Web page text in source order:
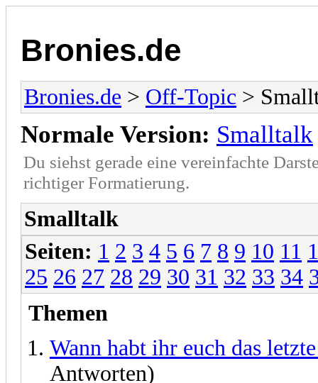
Bronies.de
Bronies.de > Off-Topic >
Normale Version: Smalltalk
Du siehst gerade eine vereinfachte
richtiger Formatierung.
Smalltalk
Seiten: 1 2 3 4 5 6 7 8 9 10 11
25 26 27 28 29 30 31 32 33 34
Themen
Wann habt ihr euch das
Antworten)